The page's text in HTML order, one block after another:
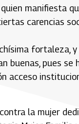
manifiesta
carencias
fortaleza,
buenas, pues
acceso
la mujer